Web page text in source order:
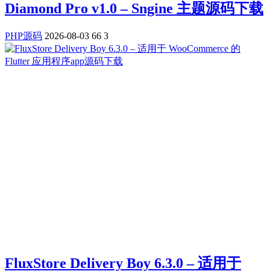
Diamond Pro v1.0 – Sngine 主题源码下载
PHP源码 2026-08-03 66 3
FluxStore Delivery Boy 6.3.0 – 适用于